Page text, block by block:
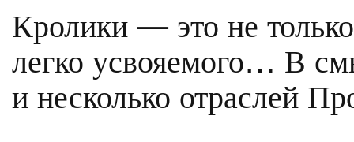
Кролики — это не
легко усвояемого… В
и несколько отраслей